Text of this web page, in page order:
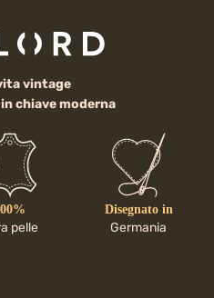
vintage
chiave moderna
pelle
Disegnato in
Germania